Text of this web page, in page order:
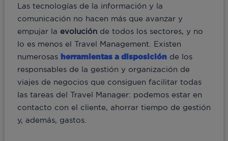
Las tecnologías de la información y la
comunicación no hacen más que avanzar y
empujar la evoluciónde todos los sectores, y no
lo es menos el Travel Management. Existen
numerosas herramientas a disposición de los
responsables de la gestión y organización de
viajes de negocios que consiguen facilitar todas
las tareas del Travel Manager: podemos estar en
contacto con el cliente, ahorrar tiempo de gestión
y, además, gastos.